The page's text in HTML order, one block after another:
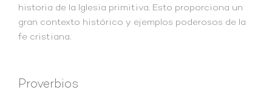
historia de la Iglesia primitiva. Esto proporciona un
gran contexto histórico y ejemplos poderosos de la
fe cristiana.
Proverbios